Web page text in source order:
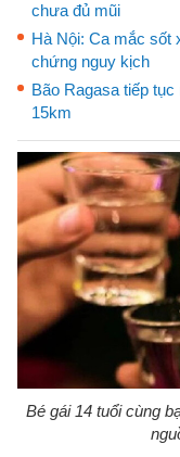
chưa đủ mũi
Hà Nội: Ca mắc sốt
chứng nguy kịch
Bão Ragasa tiếp
15km
Bé gái 14 tuổi cùng